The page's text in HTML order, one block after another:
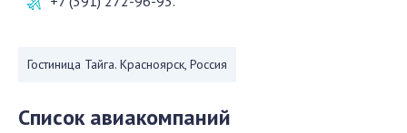
Гостиница Тайга. Красноярск, Россия
Список авиакомпаний